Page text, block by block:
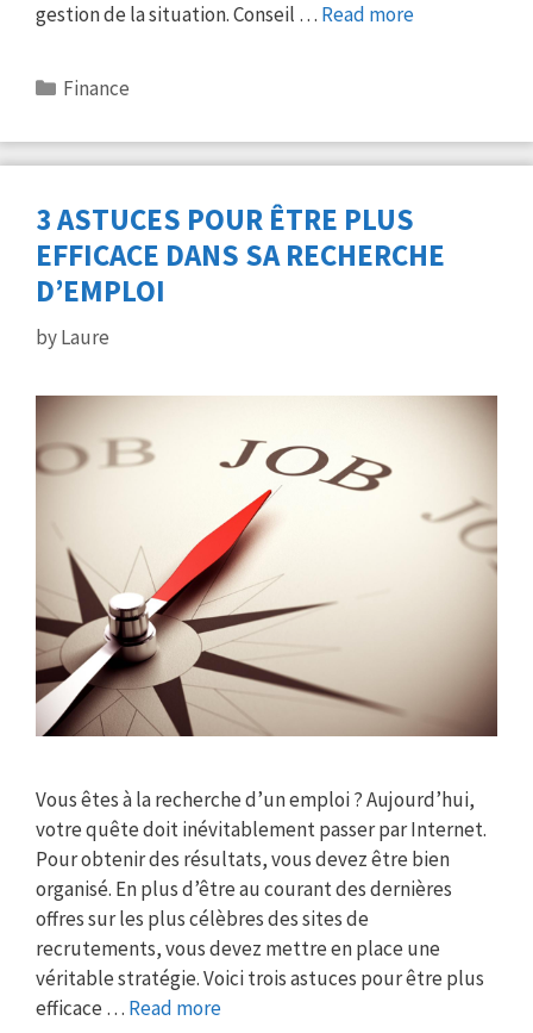
gestion de la situation. Conseil … Read more
Categories
Finance
3 ASTUCES POUR ÊTRE PLUS
EFFICACE DANS SA RECHERCHE
D’EMPLOI
byLaure
Vous êtes à la recherche d’un emploi ? Aujourd’hui,
votre quête doit inévitablement passer par Internet.
Pour obtenir des résultats, vous devez être bien
organisé. En plus d’être au courant des dernières
offres sur les plus célèbres des sites de
recrutements, vous devez mettre en place une
véritable stratégie. Voici trois astuces pour être plus
efficace … Read more